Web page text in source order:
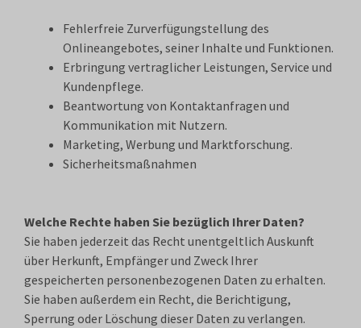
Fehlerfreie Zurverfügungstellung des
Onlineangebotes, seiner Inhalte und Funktionen.
Erbringung vertraglicher Leistungen, Service und
Kundenpflege.
Beantwortung von Kontaktanfragen und
Kommunikation mit Nutzern.
Marketing, Werbung und Marktforschung.
Sicherheitsmaßnahmen
Welche Rechte haben Sie bezüglich Ihrer Daten?
Sie haben jederzeit das Recht unentgeltlich Auskunft
über Herkunft, Empfänger und Zweck Ihrer
gespeicherten personenbezogenen Daten zu erhalten.
Sie haben außerdem ein Recht, die Berichtigung,
Sperrung oder Löschung dieser Daten zu verlangen.